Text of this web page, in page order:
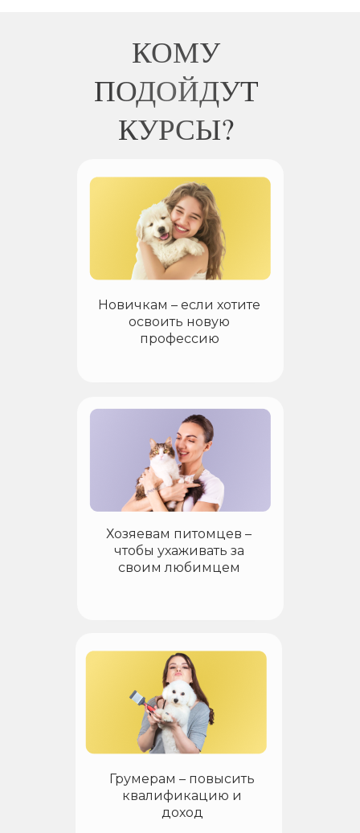
Новичкам – если хотите
освоить новую
профессию
Хозяевам питомцев –
чтобы ухаживать за
своим любимцем
Грумерам – повысить
квалификацию и
доход
КОМУ
ПОДОЙДУТ
КУРСЫ?